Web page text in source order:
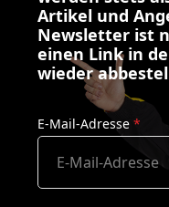
Artikel und
Newsletter ist
einen Link in
wieder
E-Mail-Adresse *